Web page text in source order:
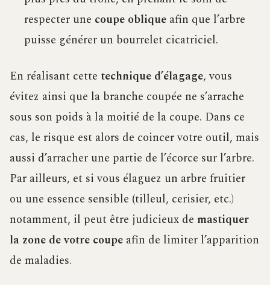
respecter une coupe oblique afin que l’arbre
puisse générer un bourrelet cicatriciel.
En réalisant cette technique d’élagage, vous
évitez ainsi que la branche coupée ne s’arrache
sous son poids à la moitié de la coupe. Dans ce
cas, le risque est alors de coincer votre outil, mais
aussi d’arracher une partie de l’écorce sur l’arbre.
Par ailleurs, et si vous élaguez un arbre fruitier
ou une essence sensible (tilleul, cerisier, etc.)
notamment, il peut être judicieux de mastiquer
la zone de votre coupe afin de limiter l’apparition
de maladies.